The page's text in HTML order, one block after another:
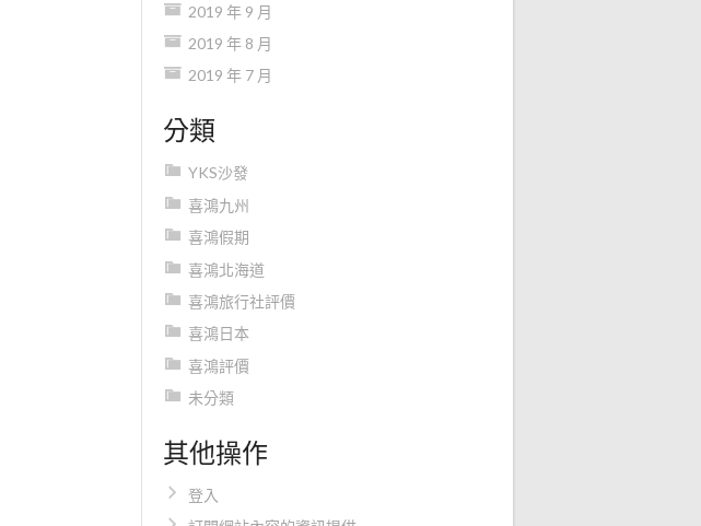
2019 年 9 月
2019 年 8 月
2019 年 7 月
分類
YKS沙發
喜鴻九州
喜鴻假期
喜鴻北海道
喜鴻旅行社評價
喜鴻日本
喜鴻評價
未分類
其他操作
登入